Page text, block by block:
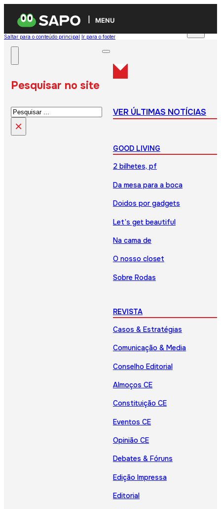
MENU
Saltar para o conteúdo principal Ir para o footer
Pesquisar no site
Pesquisar
×
VER ÚLTIMAS NOTÍCIAS
GOOD LIVING
2 bilhetes, pf
Da mesa para a boca
Doidos por gadgets
Let’s get beautiful
Na cama de
O nosso closet
Sobre Rodas
REVISTA
Casos & Estratégias
Comunicação & Media
Conselho Editorial
Almoços CE
Constituição CE
Eventos CE
Opinião CE
Debates & Fóruns
Edição Impressa
Editorial